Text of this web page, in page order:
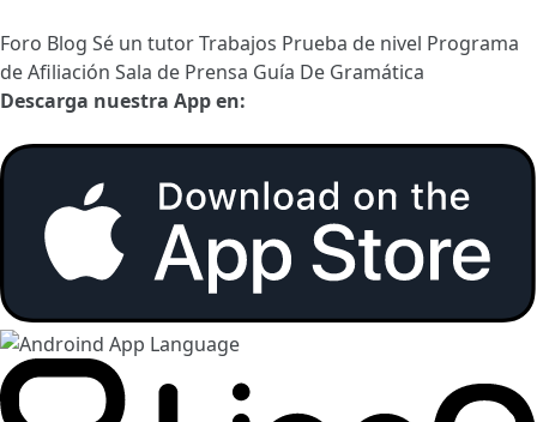
Foro Blog Sé un tutorTrabajos Prueba de nivel Programa
de Afiliación Sala de Prensa Guía De Gramática
Descarga nuestra App en: